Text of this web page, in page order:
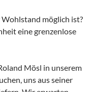
möglich ist?
eine grenzenlose
Mösl in unserem
uns aus seiner